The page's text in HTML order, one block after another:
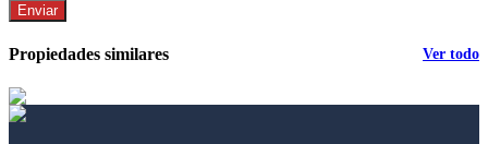
Enviar
Propiedades similares Ver todo